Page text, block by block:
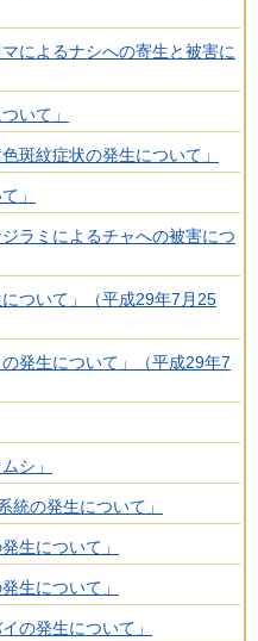
によるナシへの寄生と被害に
いて」
斑紋症状の発生について」
」
ラミによるチャへの被害につ
ついて」（平成29年7月25
発生について」（平成29年7
シ」
統の発生について」
生について」
生について」
の発生について」